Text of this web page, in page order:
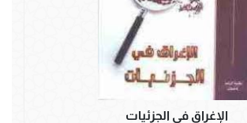
الإغراق في الجزئيات